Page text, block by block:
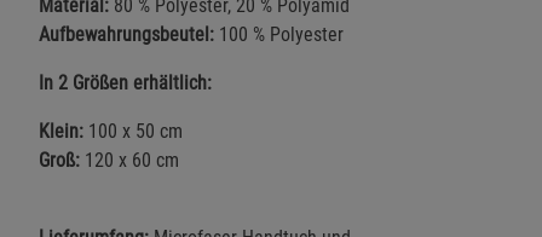
Material: 80 % Polyester, 20 % Polyamid
Aufbewahrungsbeutel: 100 % Polyester
In 2 Größen erhältlich:
Klein: 100 x 50 cm
Groß: 120 x 60 cm